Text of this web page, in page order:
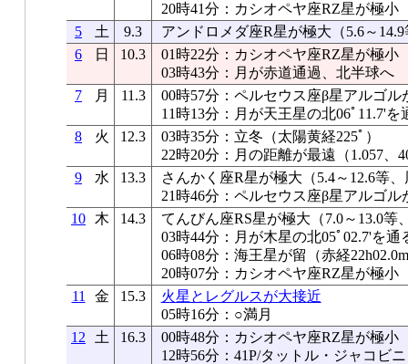
20時41分：カシオペヤ座RZ星が極小
5
土 9.3
アンドロメダ座R星が極大（5.6～
6
日 10.3
01時22分：カシオペヤ座RZ星が極小
03時43分：月が赤道通過、北半球へ
7
月 11.3
00時57分：ペルセウス座β星アルゴル
11時13分：月が天王星の北06ﾟ11.7'を
8
火 12.3
03時35分：立冬（太陽黄経225ﾟ）
22時20分：月の距離が最遠（1.057、
9
水 13.3
さんかく座R星が極大（5.4～12.6等
21時46分：ペルセウス座β星アルゴル
10
木 14.3
てんびん座RS星が極大（7.0～13.0等
03時44分：月が木星の北05ﾟ02.7'を通
06時08分：海王星が留（赤経
20時07分：カシオペヤ座RZ星が極小
11
金 15.3
火星とレグルスが大接近
05時16分：○満月
12
土 16.3
00時48分：カシオペヤ座RZ星が極小
12時56分：41P/タットル・ジャコビ